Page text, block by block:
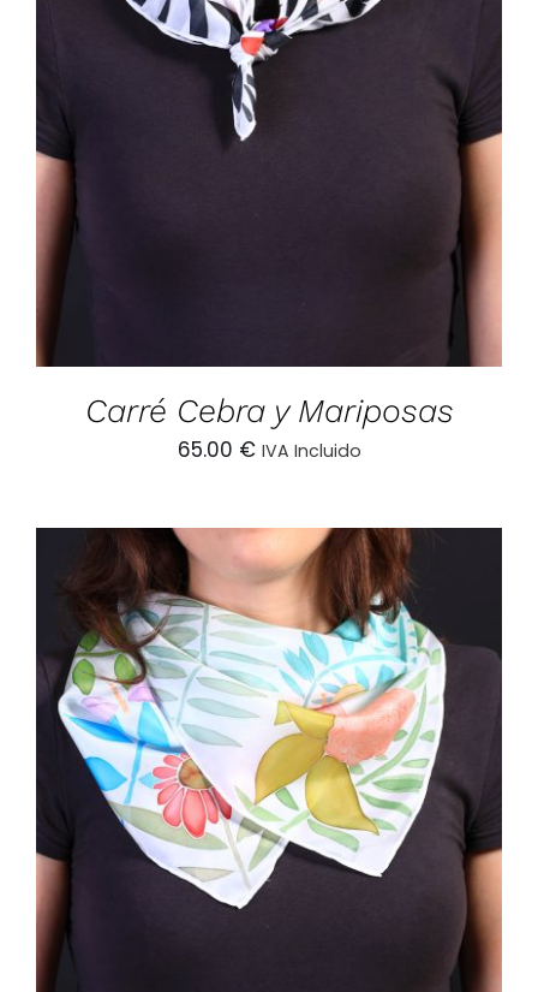
AÑADIR AL CARRITO
Carré Cebra y Mariposas
65.00 € IVA Incluido
AÑADIR AL CARRITO / DETALLES